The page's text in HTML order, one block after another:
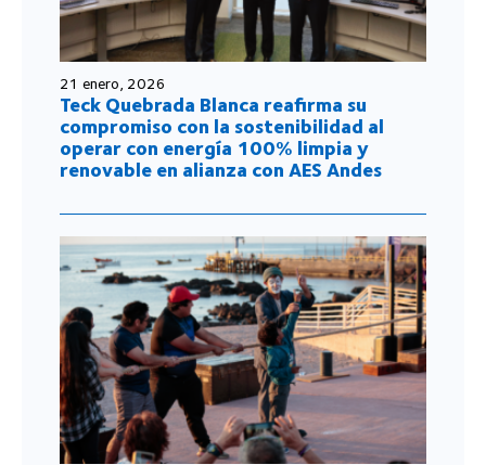
21 enero, 2026
Teck Quebrada Blanca reafirma su
compromiso con la sostenibilidad al
operar con energía 100% limpia y
renovable en alianza con AES Andes